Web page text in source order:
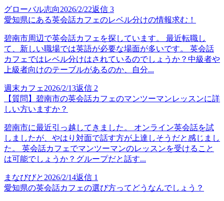
グローバル志向2026/2/22返信 3
愛知県にある英会話カフェのレベル分けの情報求む！
碧南市周辺で英会話カフェを探しています。 最近転職し
て、新しい職場では英語が必要な場面が多いです。 英会話
カフェではレベル分けはされているのでしょうか？中級者や
上級者向けのテーブルがあるのか、自分...
週末カフェ 2026/2/13返信 2
【質問】碧南市の英会話カフェのマンツーマンレッスンに詳
しい方いますか？
碧南市に最近引っ越してきました。 オンライン英会話を試
しましたが、やはり対面で話す方が上達しそうだと感じまし
た。 英会話カフェでマンツーマンのレッスンを受けること
は可能でしょうか？グループだと話す...
まなびびと 2026/2/14返信 1
愛知県の英会話カフェの選び方ってどうなんでしょう？